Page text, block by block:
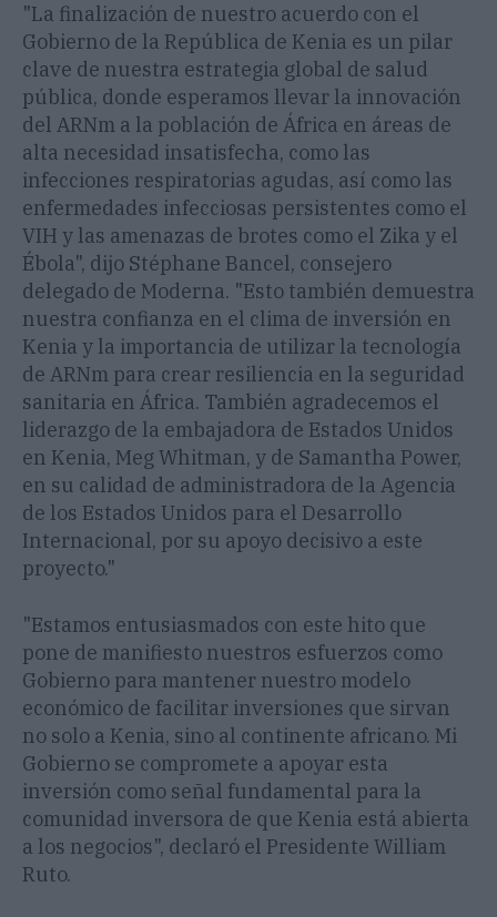
"La finalización de nuestro acuerdo con el
Gobierno de la República de Kenia es un pilar
clave de nuestra estrategia global de salud
pública, donde esperamos llevar la innovación
del ARNm a la población de África en áreas de
alta necesidad insatisfecha, como las
infecciones respiratorias agudas, así como las
enfermedades infecciosas persistentes como el
VIH y las amenazas de brotes como el Zika y el
Ébola", dijo Stéphane Bancel, consejero
delegado de Moderna. "Esto también demuestra
nuestra confianza en el clima de inversión en
Kenia y la importancia de utilizar la tecnología
de ARNm para crear resiliencia en la seguridad
sanitaria en África. También agradecemos el
liderazgo de la embajadora de Estados Unidos
en Kenia, Meg Whitman, y de Samantha Power,
en su calidad de administradora de la Agencia
de los Estados Unidos para el Desarrollo
Internacional, por su apoyo decisivo a este
proyecto."
"Estamos entusiasmados con este hito que
pone de manifiesto nuestros esfuerzos como
Gobierno para mantener nuestro modelo
económico de facilitar inversiones que sirvan
no solo a Kenia, sino al continente africano. Mi
Gobierno se compromete a apoyar esta
inversión como señal fundamental para la
comunidad inversora de que Kenia está abierta
a los negocios", declaró el Presidente William
Ruto.